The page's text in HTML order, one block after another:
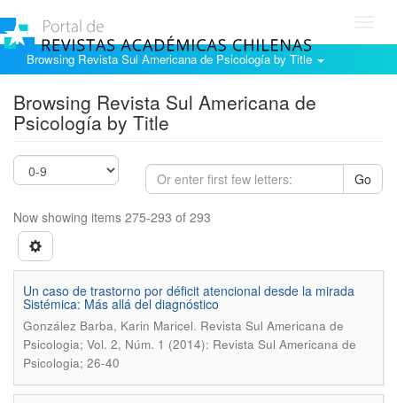
Browsing Revista Sul Americana de Psicología by Title
Browsing Revista Sul Americana de
Psicología by Title
Go
Now showing items 275-293 of 293
Un caso de trastorno por déficit atencional desde la mirada
Sistémica: Más allá del diagnóstico
González Barba, Karin Maricel. Revista Sul Americana de
Psicologia; Vol. 2, Núm. 1 (2014): Revista Sul Americana de
Psicologia; 26-40